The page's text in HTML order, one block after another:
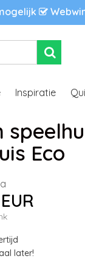
Inspiratie
Eco
later!